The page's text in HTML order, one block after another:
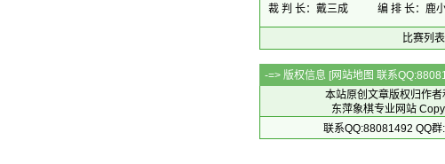
裁 判 长：戴三成
编 排 长：鹿
比赛列表
-=> 版权信息 [网站地图 联系
本站原创文章版权归作者
东萍象棋专业网站
联系QQ:88081492 QQ